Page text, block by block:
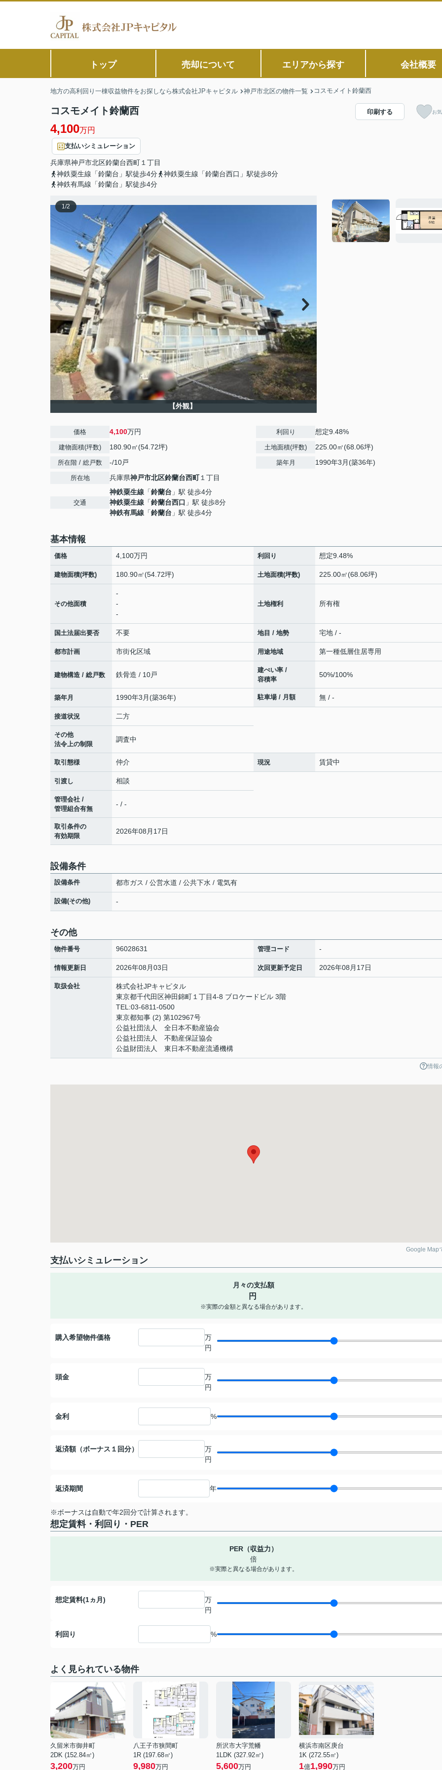
トップ 売却について エリアから探す 会社概要
地方の高利回り一棟収益物件をお探しなら株式会社JPキャピタル 神戸市北区の物件一覧 コスモメイト鈴蘭西
コスモメイト鈴蘭西
4,100万円
支払いシミュレーション
兵庫県神戸市北区鈴蘭台西町 １丁目
神鉄粟生線「鈴蘭台」駅徒歩4分
神鉄粟生線「鈴蘭台西口」駅徒歩8分
神鉄有馬線「鈴蘭台」駅徒歩4分
印刷する お
1/2
【外観】
価格 4,100万円
建物面積(坪数) 180.90㎡(54.72坪)
所在階 / 総戸数 -/10戸
所在地 兵庫県神戸市北区鈴蘭台西町１丁目
交通
神鉄粟生線 「鈴蘭台 」駅 徒歩4分
神鉄粟生線 「鈴蘭台西口 」駅 徒歩8分
神鉄有馬線 「鈴蘭台 」駅 徒歩4分
利回り 想定9.48%
土地面積(坪数) 225.00㎡(68.06坪)
築年月 1990年3月(築36年)
基本情報
価格 4,100万円 利回り 想定9.48%
建物面積(坪数) 180.90㎡(54.72坪) 土地面積(坪数) 225.00㎡(68.06坪)
その他面積
-
-
-
土地権利 所有権
国土法届出要否 不要 地目 / 地勢 宅地 / -
都市計画 市街化区域 用途地域 第一種低層住居専用
建物構造 / 総戸数 鉄骨造 / 10戸
建ぺい率 /
容積率
50%/100%
築年月 1990年3月(築36年) 駐車場 / 月額 無 / -
接道状況 二方
その他
法令上の制限
調査中
取引態様 仲介 現況 賃貸中
引渡し 相談
管理会社 /
管理組合有無
- / -
取引条件の
有効期限
2026年08月17日
設備条件
設備条件 都市ガス / 公営水道 / 公共下水 / 電気有
設備(その他) -
その他
物件番号 96028631 管理コード -
情報更新日 2026年08月03日 次回更新予定日 2026年08月17日
取扱会社
株式会社JPキャピタル
東京都千代田区神田錦町１丁目4-8 ブロケードビル 3階
TEL:03-6811-0500
東京都知事 (2) 第102967号
公益社団法人 全日本不動産協会
公益社団法人 不動産保証協会
公益財団法人 東日本不動産流通機構
情報
Google Map
支払いシミュレーション
月々の支払額
円
※実際の金額と異なる場合があります。
購入希望物件価格
万
円
頭金
万
円
金利 %
返済額（ボーナス１回分）
万
円
返済期間 年
※ボーナスは自動で年2回分で計算されます。
想定賃料・利回り・PER
PER（収益力）
倍
※実際と異なる場合があります。
想定賃料(1ヵ月)
万
円
利回り %
よく見られている物件
久留米市御井町
2DK (152.84㎡)
3,200万円
八王子市狭間町
1R (197.68㎡)
9,980万円
所沢市大字荒幡
1LDK (327.92㎡)
5,600万円
横浜市南区庚台
1K (272.55㎡)
1億1,990万円